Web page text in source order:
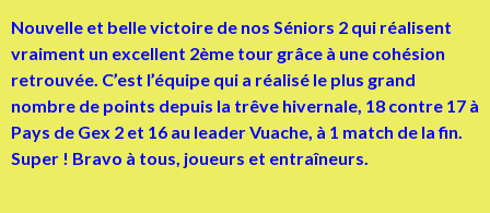
Nouvelle et belle victoire de nos Séniors 2 qui réalisent
vraiment un excellent 2ème tour grâce à une cohésion
retrouvée. C’est l’équipe qui a réalisé le plus grand
nombre de points depuis la trêve hivernale, 18 contre 17 à
Pays de Gex 2 et 16 au leader Vuache, à 1 match de la fin.
Super ! Bravo à tous, joueurs et entraîneurs.